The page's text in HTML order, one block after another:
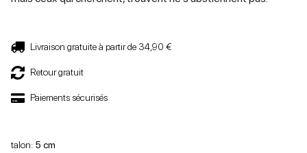
Livraison gratuite à partir de 34,90 €
Retour gratuit
Paiements sécurisés
talon: 5 cm